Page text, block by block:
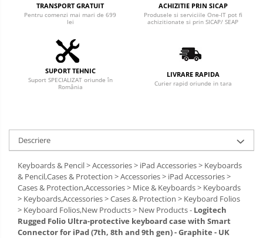
TRANSPORT GRATUIT
Pentru comenzi mai mari de 699
lei
ACHIZITIE PRIN SICAP
Produsele si serviciile One-IT pot fi
achizitionate si prin SICAP/ SEAP
SUPORT TEHNIC
Suport SPECIALIZAT oriunde în
România
LIVRARE RAPIDA
Curier rapid oriunde in tara
Descriere
Keyboards & Pencil > Accessories > iPad Accessories > Keyboards
& Pencil,Cases & Protection > Accessories > iPad Accessories >
Cases & Protection,Accessories > Mice & Keyboards > Keyboards
> Keyboards,Accessories > Cases & Protection > Keyboard Folios
> Keyboard Folios,New Products > New Products - Logitech
Rugged Folio Ultra-protective keyboard case with Smart
Connector for iPad (7th, 8th and 9th gen) - Graphite - UK